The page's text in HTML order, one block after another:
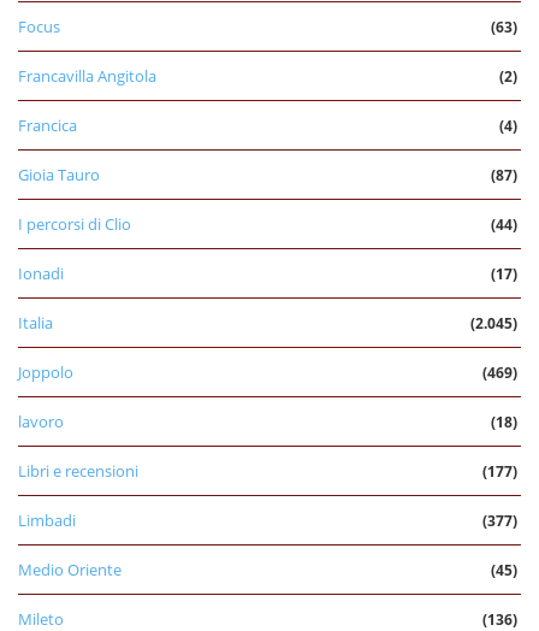
Focus (63)
Francavilla Angitola (2)
Francica (4)
Gioia Tauro (87)
I percorsi di Clio (44)
Ionadi (17)
Italia (2.045)
Joppolo (469)
lavoro (18)
Libri e recensioni (177)
Limbadi (377)
Medio Oriente (45)
Mileto (136)